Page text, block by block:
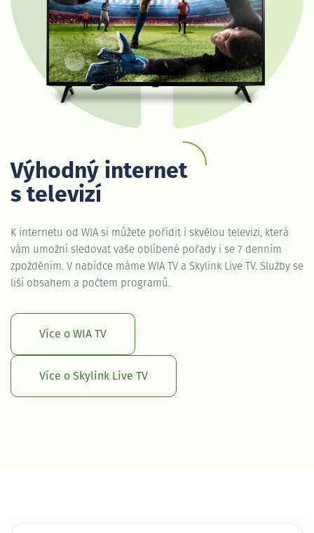
Výhodný internet
s televizí
K internetu od WIA si můžete pořídit i skvělou televizi, která
vám umožní sledovat vaše oblíbené pořady i se 7 denním
zpožděním. V nabídce máme WIA TV a Skylink Live TV. Služby se
liší obsahem a počtem programů.
Více o WIA TV
Více o Skylink Live TV